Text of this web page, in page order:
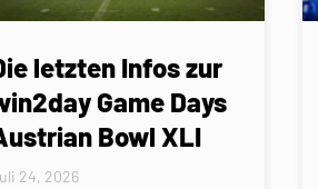
letzten Infos zur
Game Days
Bowl XLI
24, 2026